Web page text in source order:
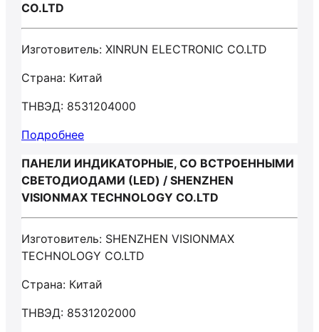
CO.LTD
Изготовитель: XINRUN ELECTRONIC CO.LTD
Страна: Китай
ТНВЭД: 8531204000
Подробнее
ПАНЕЛИ ИНДИКАТОРНЫЕ, СО ВСТРОЕННЫМИ
СВЕТОДИОДАМИ (LED) / SHENZHEN
VISIONMAX TECHNOLOGY CO.LTD
Изготовитель: SHENZHEN VISIONMAX
TECHNOLOGY CO.LTD
Страна: Китай
ТНВЭД: 8531202000